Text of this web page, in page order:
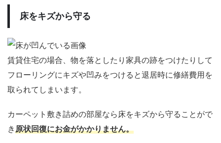
床をキズから守る
賃貸住宅の場合、物を落としたり家具の跡をつけたりして
フローリングにキズや凹みをつけると退居時に修繕費用を
取られてしまいます。
カーペット敷き詰めの部屋なら床をキズから守ることがで
き原状回復にお金がかかりません。